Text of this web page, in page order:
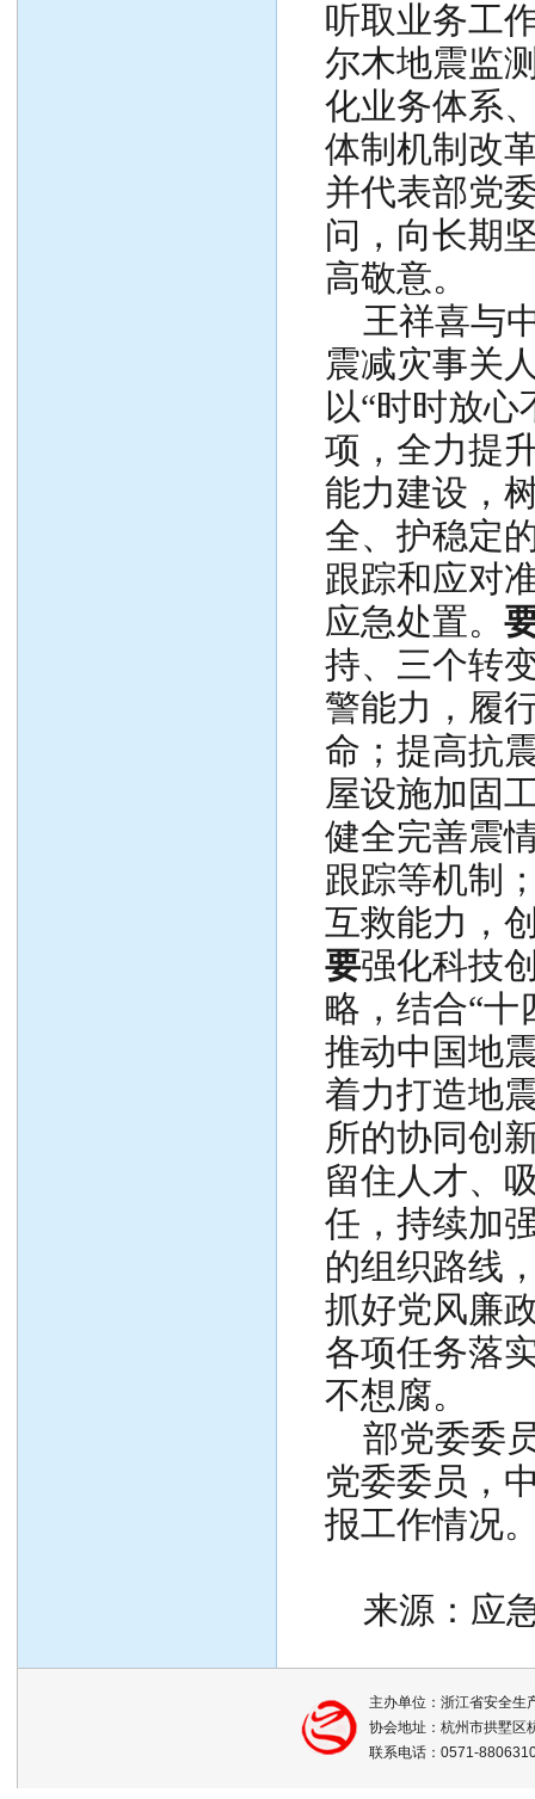
听取业务工
尔木地震监
化业务体系
体制机制改
并代表部党
问，向长期
高敬意。
王祥喜与
震减灾事关
以“时时放
项，全力提
能力建设，
全、护稳定
跟踪和应对
应急处置。
持、三个转
警能力，履
命；提高抗
屋设施加固
健全完善震
跟踪等机制
互救能力，
要强化科技
略，结合“十
推动中国地
着力打造地
所的协同创
留住人才、
任，持续加
的组织路线
抓好党风廉
各项任务落
不想腐。
部党委委
党委委员，
报工作情况
来源：应
主办单位：浙江省安全生
协会地址：杭州市拱墅区
联系电话：0571-